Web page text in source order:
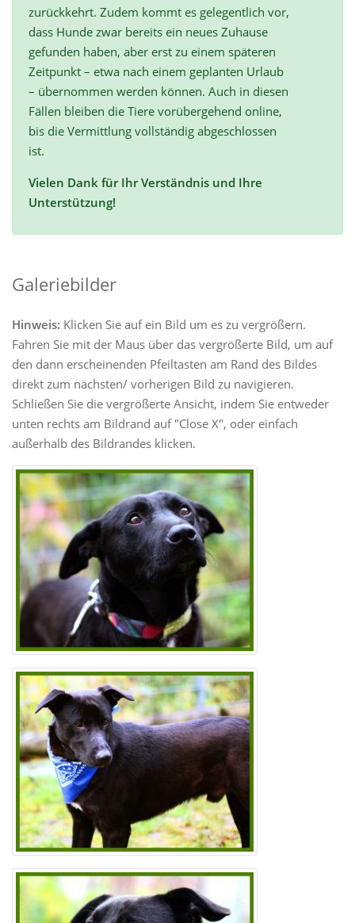
zurückkehrt. Zudem kommt es gelegentlich vor,
dass Hunde zwar bereits ein neues Zuhause
gefunden haben, aber erst zu einem späteren
Zeitpunkt – etwa nach einem geplanten Urlaub
– übernommen werden können. Auch in diesen
Fällen bleiben die Tiere vorübergehend online,
bis die Vermittlung vollständig abgeschlossen
ist.
Vielen Dank für Ihr Verständnis und Ihre
Unterstützung!
Galeriebilder
Hinweis: Klicken Sie auf ein Bild um es zu vergrößern.
Fahren Sie mit der Maus über das vergrößerte Bild, um auf
den dann erscheinenden Pfeiltasten am Rand des Bildes
direkt zum nächsten/ vorherigen Bild zu navigieren.
Schließen Sie die vergrößerte Ansicht, indem Sie entweder
unten rechts am Bildrand auf "Close X", oder einfach
außerhalb des Bildrandes klicken.